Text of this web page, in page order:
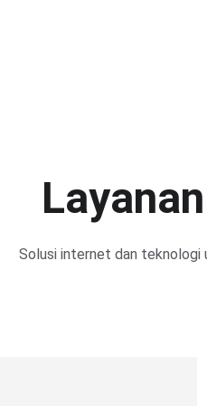
Solusi internet dan teknologi